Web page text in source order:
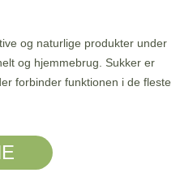
og naturlige produkter under
og hjemmebrug. Sukker er
forbinder funktionen i de fleste